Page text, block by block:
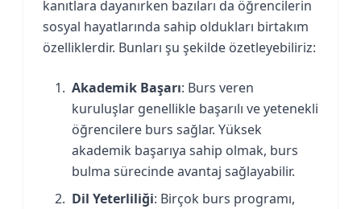
kanıtlara dayanırken bazıları da öğrencilerin
sosyal hayatlarında sahip oldukları birtakım
özelliklerdir. Bunları şu şekilde özetleyebiliriz:
Akademik Başarı: Burs veren
kuruluşlar genellikle başarılı ve yetenekli
öğrencilere burs sağlar. Yüksek
akademik başarıya sahip olmak, burs
bulma sürecinde avantaj sağlayabilir.
Dil Yeterliliği: Birçok burs programı,